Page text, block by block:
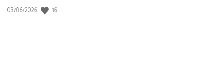
:
Date
03/06/2026 16